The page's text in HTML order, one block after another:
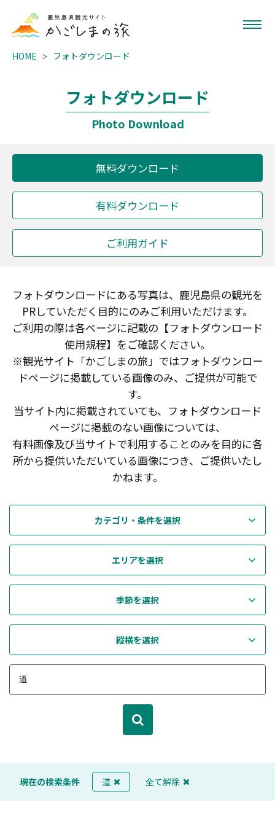
HOME フォトダウンロード
フォトダウンロード
Photo Download
無料ダウンロード
有料ダウンロード
ご利用ガイド
フォトダウンロードにある写真は、鹿児島県の観光を
PRしていただく目的にのみご利用いただけます。
ご利用の際は各ページに記載の【フォトダウンロード
使用規程】をご確認ください。
※観光サイト「かごしまの旅」ではフォトダウンロー
ドページに掲載している画像のみ、ご提供が可能で
す。
当サイト内に掲載されていても、フォトダウンロード
ページに掲載のない画像については、
有料画像及び当サイトで利用することのみを目的に各
所から提供いただいている画像につき、ご提供いたし
かねます。
カテゴリ・条件を選択
エリアを選択
季節を選択
縦横を選択
現在の検索条件 道 全て解除